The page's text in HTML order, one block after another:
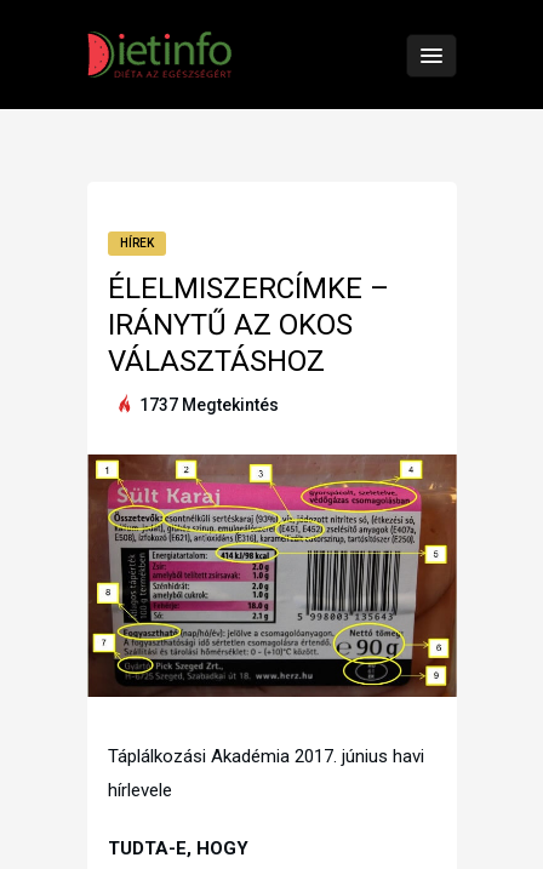
HÍREK
ÉLELMISZERCÍMKE –
IRÁNYTŰ AZ OKOS
VÁLASZTÁSHOZ
1737 Megtekintés
Táplálkozási Akadémia 2017. június havi
hírlevele
TUDTA-E, HOGY